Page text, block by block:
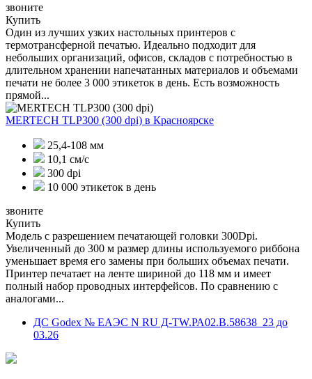
звоните
Купить
Один из лучших узких настольных принтеров с
термотрансферной печатью. Идеально подходит для
небольших организаций, офисов, складов с потребностью в
длительном хранении напечатанных материалов и объемами
печати не более 3 000 этикеток в день. Есть возможность
прямой...
MERTECH TLP300 (300 dpi) в Красноярске
25,4-108 мм
10,1 см/с
300 dpi
10 000 этикеток в день
звоните
Купить
Модель с разрешением печатающей головки 300Dpi.
Увеличенный до 300 м размер длины используемого риббона
уменьшает время его замены при больших объемах печати.
Принтер печатает на ленте шириной до 118 мм и имеет
полный набор проводных интерфейсов. По сравнению с
аналогами...
ДС Godex № ЕАЭС N RU Д-TW.РА02.В.58638_23 до
03.26